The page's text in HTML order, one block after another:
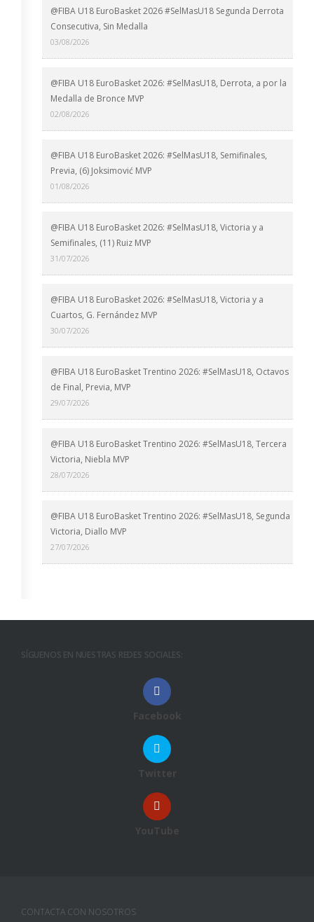
@FIBA U18 EuroBasket 2026 #SelMasU18 Segunda Derrota
Consecutiva, Sin Medalla
03/08/2026
@FIBA U18 EuroBasket 2026: #SelMasU18, Derrota, a por la
Medalla de Bronce MVP
02/08/2026
@FIBA U18 EuroBasket 2026: #SelMasU18, Semifinales,
Previa, (6) Joksimović MVP
01/08/2026
@FIBA U18 EuroBasket 2026: #SelMasU18, Victoria y a
Semifinales, (11) Ruiz MVP
31/07/2026
@FIBA U18 EuroBasket 2026: #SelMasU18, Victoria y a
Cuartos, G. Fernández MVP
30/07/2026
@FIBA U18 EuroBasket Trentino 2026: #SelMasU18, Octavos
de Final, Previa, MVP
29/07/2026
@FIBA U18 EuroBasket Trentino 2026: #SelMasU18, Tercera
Victoria, Niebla MVP
28/07/2026
@FIBA U18 EuroBasket Trentino 2026: #SelMasU18, Segunda
Victoria, Diallo MVP
27/07/2026
SÍGUENOS EN NUESTRAS REDES SOCIALES:
Facebook
Twitter
YouTube
CONTACTA CON NOSOTROS